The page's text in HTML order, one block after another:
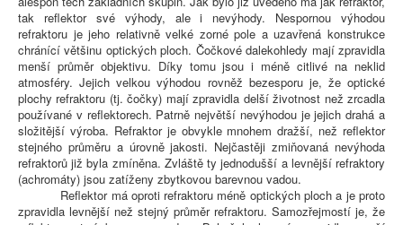
tak reflektor své výhody, ale i nevýhody. Nespornou výhodou
refraktoru je jeho relativně velké zorné pole a uzavřená konstrukce
chránící většinu optických ploch. Čočkové dalekohledy mají zpravidla
menší průměr objektivu. Díky tomu jsou i méně citlivé na neklid
atmosféry. Jejich velkou výhodou rovněž bezesporu je, že optické
plochy refraktoru (tj. čočky) mají zpravidla delší životnost než zrcadla
používané v reflektorech. Patrně největší nevýhodou je jejich drahá a
složitější výroba. Refraktor je obvykle mnohem dražší, než reflektor
stejného průměru a úrovně jakosti. Nejčastěji zmiňovaná nevýhoda
refraktorů již byla zmíněna. Zvláště ty jednodušší a levnější refraktory
(achromáty) jsou zatíženy zbytkovou barevnou vadou.
Reflektor má oproti refraktoru méně optických ploch a je proto
zpravidla levnější než stejný průměr refraktoru. Samozřejmostí je, že